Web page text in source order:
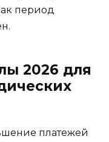
период
2026 для
платежей